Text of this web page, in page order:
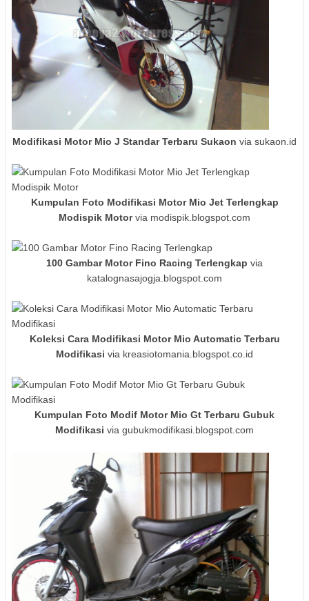
Modifikasi Motor Mio J Standar Terbaru Sukaon via sukaon.id
Kumpulan Foto Modifikasi Motor Mio Jet Terlengkap
Modispik Motorvia modispik.blogspot.com
100 Gambar Motor Fino Racing Terlengkap via
katalognasajogja.blogspot.com
Koleksi Cara Modifikasi Motor Mio Automatic Terbaru
Modifikasi via kreasiotomania.blogspot.co.id
Kumpulan Foto Modif Motor Mio Gt Terbaru Gubuk
Modifikasi via gubukmodifikasi.blogspot.com